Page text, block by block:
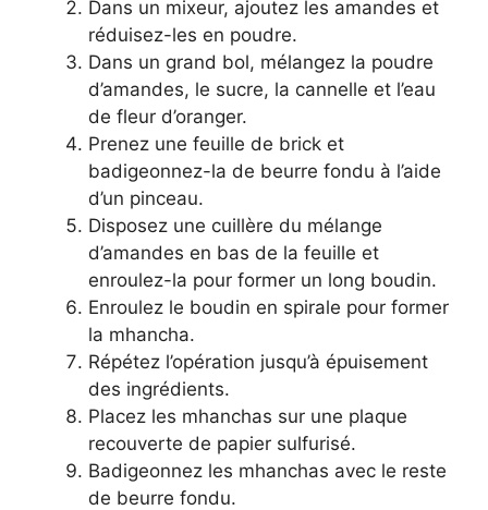
Dans un mixeur, ajoutez les amandes et
réduisez-les en poudre.
Dans un grand bol, mélangez la poudre
d’amandes, le sucre, la cannelle et l’eau
de fleur d’oranger.
Prenez une feuille de brick et
badigeonnez-la de beurre fondu à l’aide
d’un pinceau.
Disposez une cuillère du mélange
d’amandes en bas de la feuille et
enroulez-la pour former un long boudin.
Enroulez le boudin en spirale pour former
la mhancha.
Répétez l’opération jusqu’à épuisement
des ingrédients.
Placez les mhanchas sur une plaque
recouverte de papier sulfurisé.
Badigeonnez les mhanchas avec le reste
de beurre fondu.